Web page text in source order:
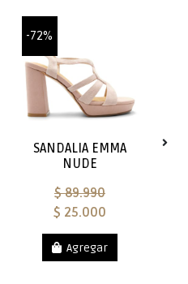
-72%
SANDALIA EMMA
NUDE
$ 89.990
$ 25.000
Agregar